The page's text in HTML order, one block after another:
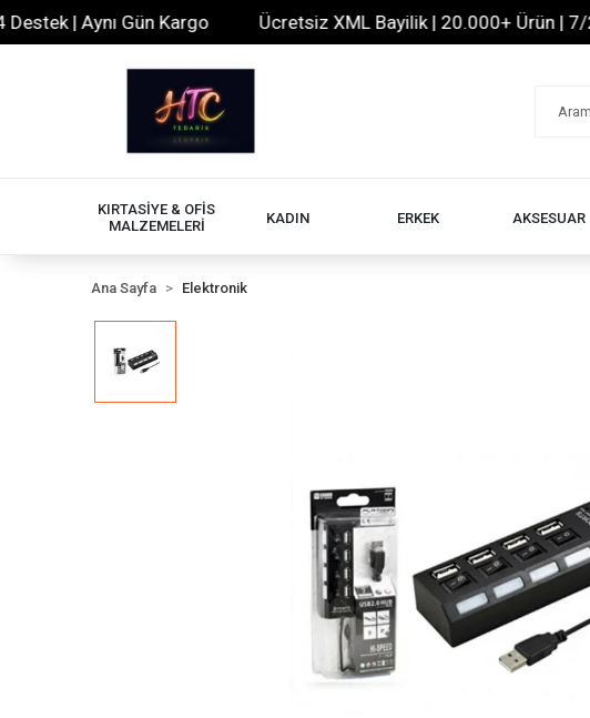
| Aynı Gün Kargo Ücretsiz XML Bayilik | 20.000+ Ürün | 7/24
KIRTASİYE & OFİS
MALZEMELERİ
KADIN ERKEK AKSESUAR
Ana Sayfa Elektronik